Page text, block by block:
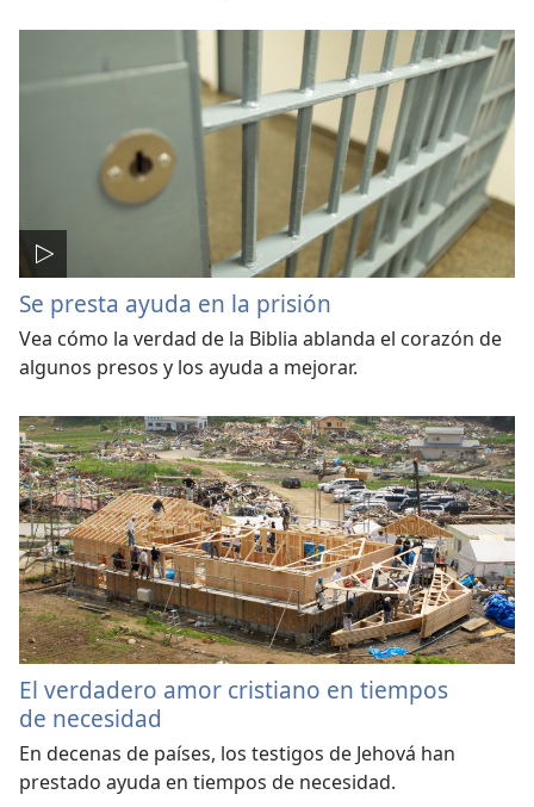
Se presta ayuda en la prisión
Vea cómo la verdad de la Biblia ablanda el corazón de
algunos presos y los ayuda a mejorar.
El verdadero amor cristiano en tiempos
de necesidad
En decenas de países, los testigos de Jehová han
prestado ayuda en tiempos de necesidad.